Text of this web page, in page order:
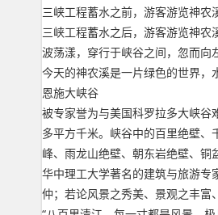
三峡工程蓄水之前，游客游览神农
三峡工程蓄水之后，游客游览神
波荡漾，穿行于峡谷之间，忽而向
今天的神农溪是一片绿色的世界，
恩施大峡谷
被专家誉为与美国科罗拉多大峡
多平方千米。峡谷中的百里绝壁
峰、雨龙山绝壁、朝东岩绝壁、铜
华中理工大学著名的建筑与旅游专
仲；若论风景之秀美、景观之丰富